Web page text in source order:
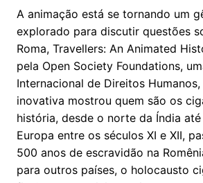
A animação está se tornando um
explorado para discutir questões
Roma, Travellers: An Animated
pela Open Society Foundations,
Internacional de Direitos
inovativa mostrou quem são os
história, desde o norte da Índia
Europa entre os séculos XI e XII,
500 anos de escravidão na
para outros países, o holocausto